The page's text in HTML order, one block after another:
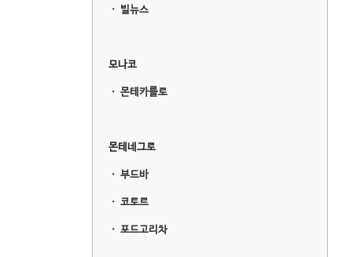
ㆍ 빌뉴스
모나코
ㆍ 몬테카를로
몬테네그로
ㆍ 부드바
ㆍ 코토르
ㆍ 포드고리차